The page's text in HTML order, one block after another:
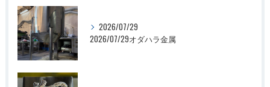
2026/07/29
2026/07/29オダハラ金属